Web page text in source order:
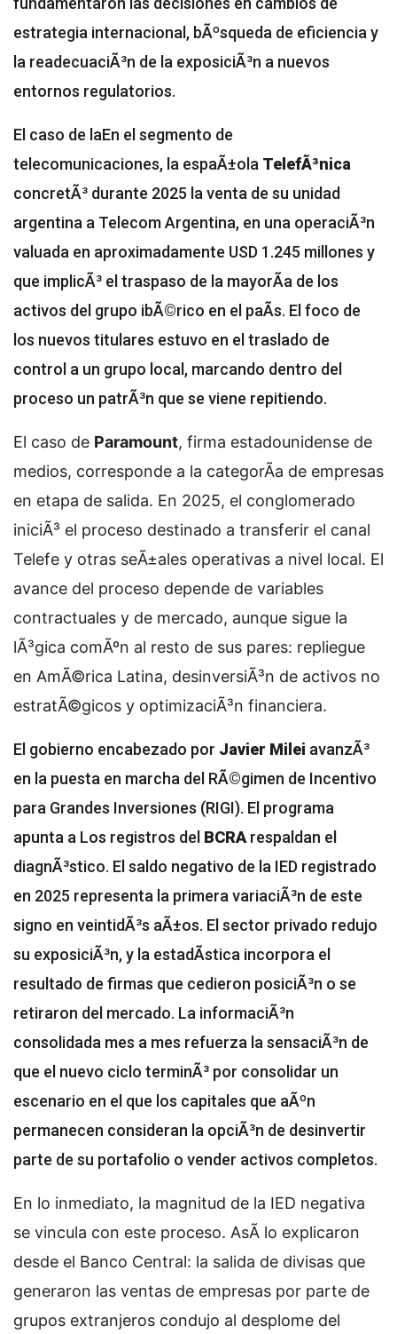
estrategia internacional, bÃºsqueda de eficiencia y
la readecuaciÃ³n de la exposiciÃ³n a nuevos
entornos regulatorios.
El caso de laEn el segmento de
telecomunicaciones, la espaÃ±ola TelefÃ³nica
concretÃ³ durante 2025 la venta de su unidad
argentina a Telecom Argentina, en una operaciÃ³n
valuada en aproximadamente USD 1.245 millones y
que implicÃ³ el traspaso de la mayorÃ­a de los
activos del grupo ibÃ©rico en el paÃ­s. El foco de
los nuevos titulares estuvo en el traslado de
control a un grupo local, marcando dentro del
proceso un patrÃ³n que se viene repitiendo.
El caso de Paramount, firma estadounidense de
medios, corresponde a la categorÃ­a de empresas
en etapa de salida. En 2025, el conglomerado
iniciÃ³ el proceso destinado a transferir el canal
Telefe y otras seÃ±ales operativas a nivel local. El
avance del proceso depende de variables
contractuales y de mercado, aunque sigue la
lÃ³gica comÃºn al resto de sus pares: repliegue
en AmÃ©rica Latina, desinversiÃ³n de activos no
estratÃ©gicos y optimizaciÃ³n financiera.
El gobierno encabezado por Javier Milei avanzÃ³
en la puesta en marcha del RÃ©gimen de Incentivo
para Grandes Inversiones (RIGI). El programa
apunta a Los registros del BCRA respaldan el
diagnÃ³stico. El saldo negativo de la IED registrado
en 2025 representa la primera variaciÃ³n de este
signo en veintidÃ³s aÃ±os. El sector privado redujo
su exposiciÃ³n, y la estadÃ­stica incorpora el
resultado de firmas que cedieron posiciÃ³n o se
retiraron del mercado. La informaciÃ³n
consolidada mes a mes refuerza la sensaciÃ³n de
que el nuevo ciclo terminÃ³ por consolidar un
escenario en el que los capitales que aÃºn
permanecen consideran la opciÃ³n de desinvertir
parte de su portafolio o vender activos completos.
En lo inmediato, la magnitud de la IED negativa
se vincula con este proceso. AsÃ­ lo explicaron
desde el Banco Central: la salida de divisas que
generaron las ventas de empresas por parte de
grupos extranjeros condujo al desplome del